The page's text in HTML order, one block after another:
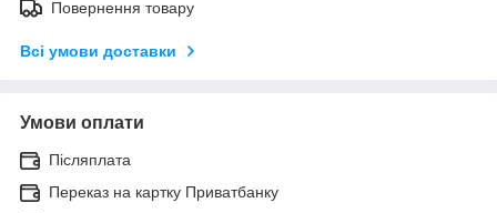
Повернення товару
Всі умови доставки
Умови оплати
Післяплата
Переказ на картку Приватбанку